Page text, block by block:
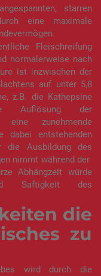
starren
eine maximale
Fleischreifung
normalerweise nach
ist inzwischen der
auf unter 5,8
z.B. die Kathepsine
Auflösung der
eine zunehmende
dabei entstehenden
die Ausbildung des
nimmt während der
Abhängzeit würde
Saftigkeit des
die
zu
wird durch die